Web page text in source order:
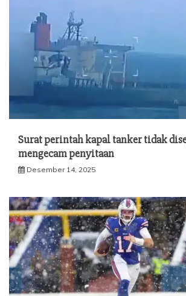
Surat perintah kapal tanker tidak
mengecam penyitaan
Desember 14, 2025